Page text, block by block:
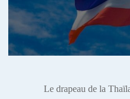
Le drapeau de la